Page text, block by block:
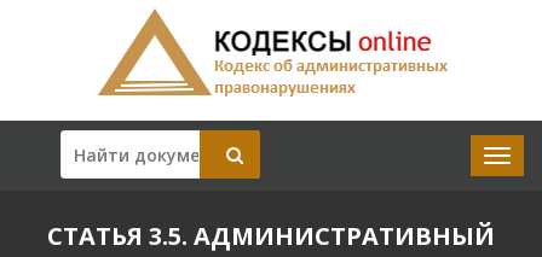
СТАТЬЯ 3.5. АДМИНИСТРАТИВНЫЙ